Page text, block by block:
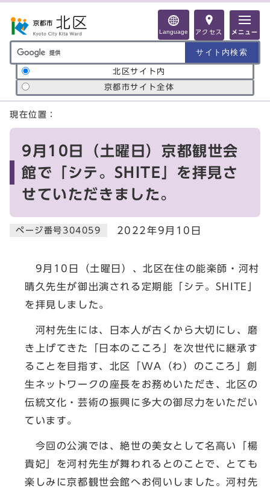
Language アクセス メニュー
サイト内検索の範囲
北区サイト内
京都市サイト全体
ここから本文です
現在位置：
9月10日（土曜日）京都観世会
館で「シテ。SHITE」を拝見さ
せていただきました。
ページ番号304059 2022年9月10日
9月10日（土曜日）、北区在住の能楽師・河村
晴久先生が御出演される定期能「シテ。SHITE」
を拝見しました。
河村先生には、日本人が古くから大切にし、磨
き上げてきた「日本のこころ」を次世代に継承す
ることを目指す、北区「WA（わ）のこころ」創
生ネットワークの座長をお務めいただき、北区の
伝統文化・芸術の振興に多大の御尽力をいただい
ています。
今回の公演では、絶世の美女として名高い「楊
貴妃」を河村先生が舞われるとのことで、とても
楽しみに京都観世会館へお伺いしました。河村先